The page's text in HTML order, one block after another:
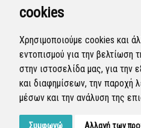
cookies
Χρησιμοποιούμε cookies και
εντοπισμού για την βελτίωση
στην ιστοσελίδα μας, για την
και διαφημίσεων, την παροχή
μέσων και την ανάλυση της
Συμφωνώ Αλλαγή των
Διεύθυνση
(Επόπτης)
07 Ιουλ 2026 - 06:51
Η αναφορά